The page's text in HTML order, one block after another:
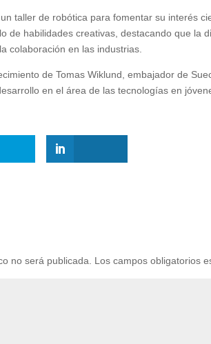
taller de robótica para fomentar su interés
de habilidades creativas, destacando que la
colaboración en las industrias.
de Tomas Wiklund, embajador de
en el área de las tecnologías en
no será publicada. Los campos obligatorios